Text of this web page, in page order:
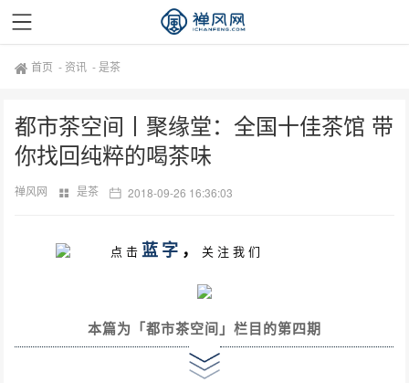
首页 - 资讯 -是茶
都市茶空间丨聚缘堂：全国十佳茶馆 带
你找回纯粹的喝茶味
禅风网 是茶 2018-09-26 16:36:03
点击蓝字 ，关注我们
本篇为「都市茶空间」栏目的第四期